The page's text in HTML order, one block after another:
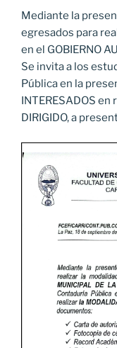
Mediante la
egresados para
en el GOBIERNO
Se invita a los
Pública en la
INTERESADOS
DIRIGIDO, a